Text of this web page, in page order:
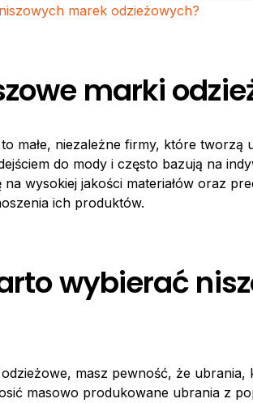
marek odzieżowych?
marki
małe, niezależne firmy, które tworzą
do mody i często bazują na
na wysokiej jakości materiałów oraz
ich produktów.
wybierać
masz pewność, że ubrania,
masowo produkowane ubrania z